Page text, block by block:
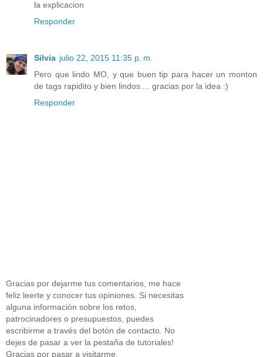
la explicacion
Responder
Silvia julio 22, 2015 11:35 p. m.
Pero que lindo MO, y que buen tip para hacer un monton
de tags rapidito y bien lindos.... gracias por la idea :)
Responder
Gracias por dejarme tus comentarios, me hace
feliz leerte y conocer tus opiniones. Si necesitas
alguna información sobre los retos,
patrocinadores o presupuestos, puedes
escribirme a través del botón de contacto. No
dejes de pasar a ver la pestaña de tutoriales!
Gracias por pasar a visitarme.